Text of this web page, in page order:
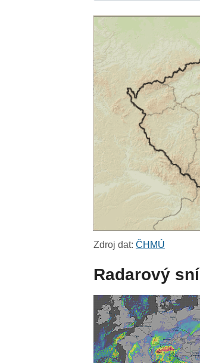
Zdroj dat:ČHMÚ
Radarový